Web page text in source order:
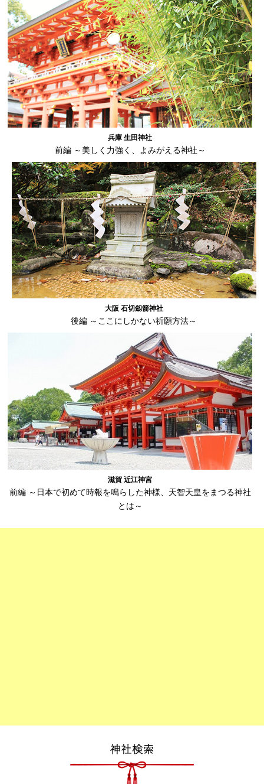
兵庫 生田神社
前編 ～美しく力強く、よみがえる神社～
大阪 石切劔箭神社
後編 ～ここにしかない祈願方法～
滋賀 近江神宮
前編 ～日本で初めて時報を鳴らした神様、天智天皇をまつる神社
とは～